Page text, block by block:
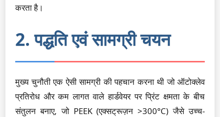
करता है।
2. पद्धति एवं सामग्री चयन
मुख्य चुनौती एक ऐसी सामग्री की पहचान करना थी जो ऑटोक्लेव
प्रतिरोध और कम लागत वाले हार्डवेयर पर प्रिंट क्षमता के बीच
संतुलन बनाए, जो PEEK (एक्सट्रूज़न >300°C) जैसे उच्च-